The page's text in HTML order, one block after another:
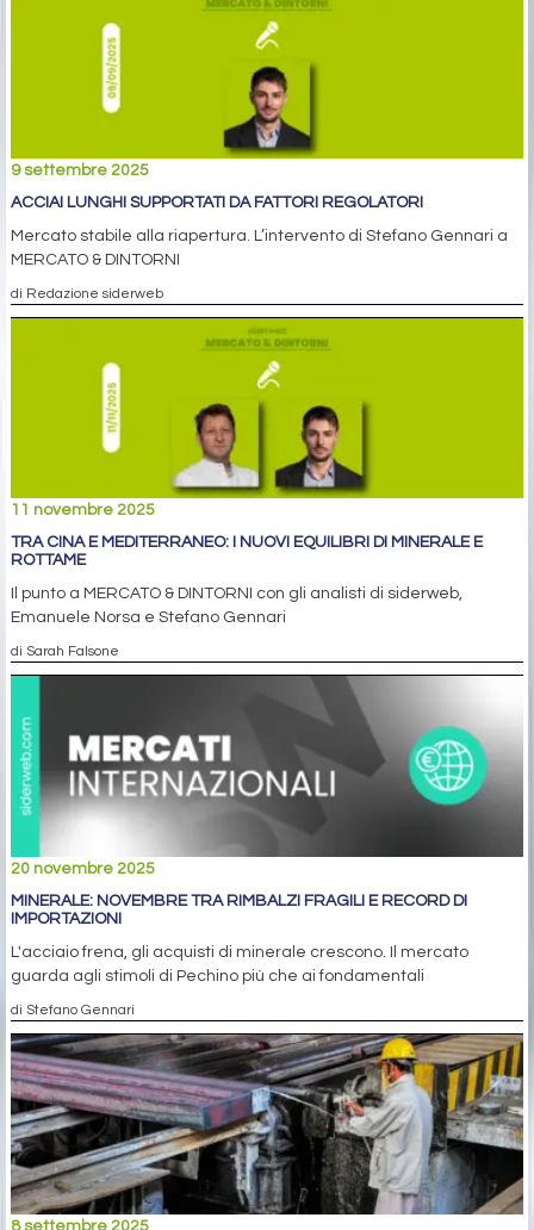
9 settembre 2025
ACCIAI LUNGHI SUPPORTATI DA FATTORI REGOLATORI
Mercato stabile alla riapertura. L’intervento di Stefano Gennari a
MERCATO & DINTORNI
di Redazione siderweb
11 novembre 2025
TRA CINA E MEDITERRANEO: I NUOVI EQUILIBRI DI MINERALE E
ROTTAME
Il punto a MERCATO & DINTORNI con gli analisti di siderweb,
Emanuele Norsa e Stefano Gennari
di Sarah Falsone
20 novembre 2025
MINERALE: NOVEMBRE TRA RIMBALZI FRAGILI E RECORD DI
IMPORTAZIONI
L'acciaio frena, gli acquisti di minerale crescono. Il mercato
guarda agli stimoli di Pechino più che ai fondamentali
di Stefano Gennari
8 settembre 2025